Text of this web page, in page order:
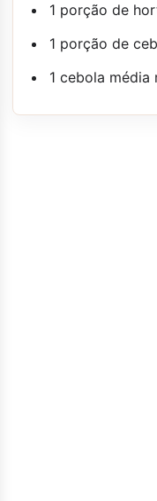
1 porção de
1 porção de
1 cebola média